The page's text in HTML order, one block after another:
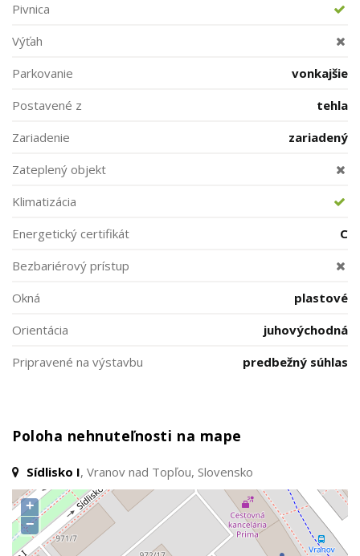
Pivnica
Výťah
Parkovanie
vonkajšie
Postavené z
tehla
Zariadenie
zariadený
Zateplený objekt
Klimatizácia
Energetický certifikát
C
Bezbariérový prístup
Okná
plastové
Orientácia
juhovýchodná
Pripravené na výstavbu
predbežný súhlas
Poloha nehnuteľnosti na mape
Sídlisko I, Vranov nad Topľou, Slovensko
+
−